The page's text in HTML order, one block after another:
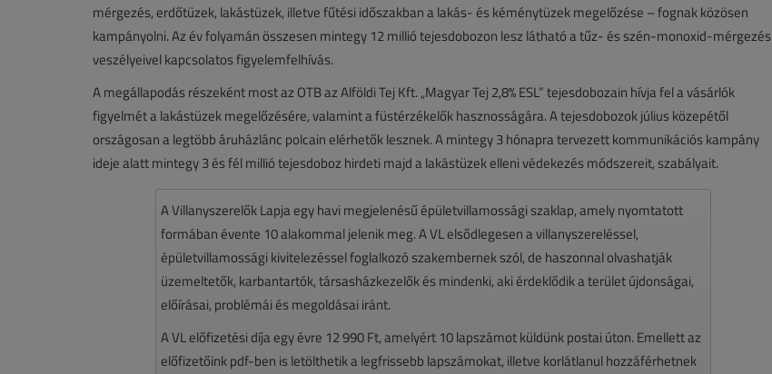
mérgezés, erdőtüzek, lakástüzek, illetve fűtési időszakban a lakás- és kéménytüzek megelőzése – fognak közösen
kampányolni. Az év folyamán összesen mintegy 12 millió tejesdobozon lesz látható a tűz- és szén-monoxid-mérgezés
veszélyeivel kapcsolatos figyelemfelhívás.
A megállapodás részeként most az OTB az Alföldi Tej Kft. „Magyar Tej 2,8% ESL” tejesdobozain hívja fel a vásárlók
figyelmét a lakástüzek megelőzésére, valamint a füstérzékelők hasznosságára. A tejesdobozok július közepétől
országosan a legtöbb áruházlánc polcain elérhetők lesznek. A mintegy 3 hónapra tervezett kommunikációs kampány
ideje alatt mintegy 3 és fél millió tejesdoboz hirdeti majd a lakástüzek elleni védekezés módszereit, szabályait.
A Villanyszerelők Lapja egy havi megjelenésű épületvillamossági szaklap, amely nyomtatott
formában évente 10 alakommal jelenik meg. A VL elsődlegesen a villanyszereléssel,
épületvillamossági kivitelezéssel foglalkozó szakembernek szól, de haszonnal olvashatják
üzemeltetők, karbantartók, társasházkezelők és mindenki, aki érdeklődik a terület újdonságai,
előírásai, problémái és megoldásai iránt.
A VL előfizetési díja egy évre 12 990 Ft, amelyért 10 lapszámot küldünk postai úton. Emellett az
előfizetőink pdf-ben is letölthetik a legfrissebb lapszámokat, illetve korlátlanul hozzáférhetnek